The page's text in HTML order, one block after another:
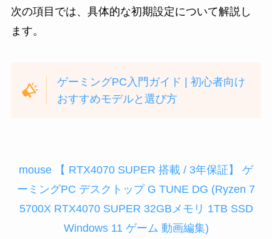
次の項目では、具体的な初期設定について解説し
ます。
ゲーミングPC入門ガイド | 初心者向け
おすすめモデルと選び方
mouse 【 RTX4070 SUPER 搭載 / 3年保証】 ゲ
ーミングPC デスクトップ G TUNE DG (Ryzen 7
5700X RTX4070 SUPER 32GBメモリ 1TB SSD
Windows 11 ゲーム 動画編集)